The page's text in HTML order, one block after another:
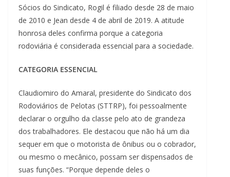
Sócios do Sindicato, Rogil é filiado desde 28 de maio
de 2010 e Jean desde 4 de abril de 2019. A atitude
honrosa deles confirma porque a categoria
rodoviária é considerada essencial para a sociedade.
CATEGORIA ESSENCIAL
Claudiomiro do Amaral, presidente do Sindicato dos
Rodoviários de Pelotas (STTRP), foi pessoalmente
declarar o orgulho da classe pelo ato de grandeza
dos trabalhadores. Ele destacou que não há um dia
sequer em que o motorista de ônibus ou o cobrador,
ou mesmo o mecânico, possam ser dispensados de
suas funções. “Porque depende deles o